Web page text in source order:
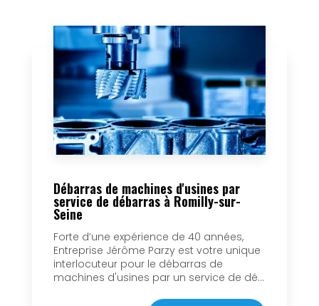
Débarras de machines d'usines par
service de débarras à Romilly-sur-
Seine
Forte d’une expérience de 40 années,
Entreprise Jérôme Parzy est votre unique
interlocuteur pour le débarras de
machines d'usines par un service de dé...